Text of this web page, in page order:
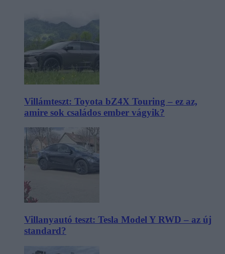
Villámteszt: Toyota bZ4X Touring – ez az,
amire sok családos ember vágyik?
Villanyautó teszt: Tesla Model Y RWD – az új
standard?